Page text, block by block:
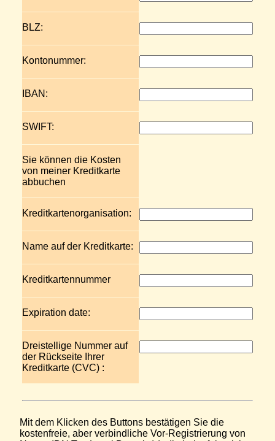
BLZ:
Kontonummer:
IBAN:
SWIFT:
Sie können die Kosten
von meiner Kreditkarte
abbuchen
Kreditkartenorganisation:
Name auf der Kreditkarte:
Kreditkartennummer
Expiration date:
Dreistellige Nummer auf
der Rückseite Ihrer
Kreditkarte (CVC) :
Mit dem Klicken des Buttons bestätigen Sie die
kostenfreie, aber verbindliche Vor-Registrierung von